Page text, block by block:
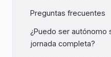
Preguntas frecuentes
¿Puedo ser autónomo
jornada completa?